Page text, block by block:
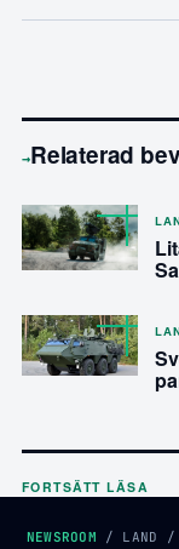
→Relaterad
FORTSÄTT LÄSA
NEWSROOM / LAND /